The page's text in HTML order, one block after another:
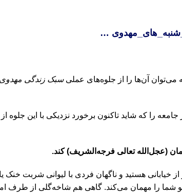
…
آن‌ها را از جلوه‌های عملیسبک زندگی
را که شاید تاکنون برخورد نزدیکی با این جلوه از
(عجل‌الله تعالی فرجه‌الشریف) کند.
خیابانی هستید و ناگهان فردی با لیوانی شربت
شما را مهمان می‌کند. گاهی هم شاخه‌گلی از طرف